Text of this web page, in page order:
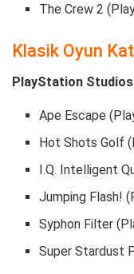
The Crew 2
Klasik Oyun
PlayStation Studios
Ape Escape
Hot Shots Golf
I.Q. Intelligent
Jumping Flash!
Syphon Filter
Super Stardust